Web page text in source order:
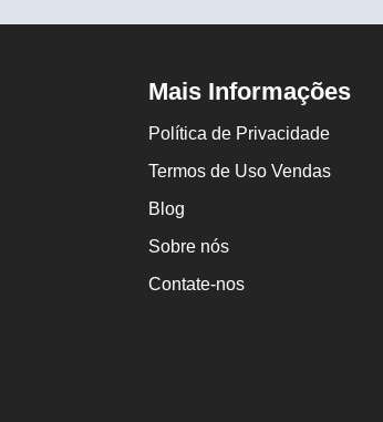
Mais Informações
Política de Privacidade
Termos de Uso Vendas
Blog
Sobre nós
Contate-nos